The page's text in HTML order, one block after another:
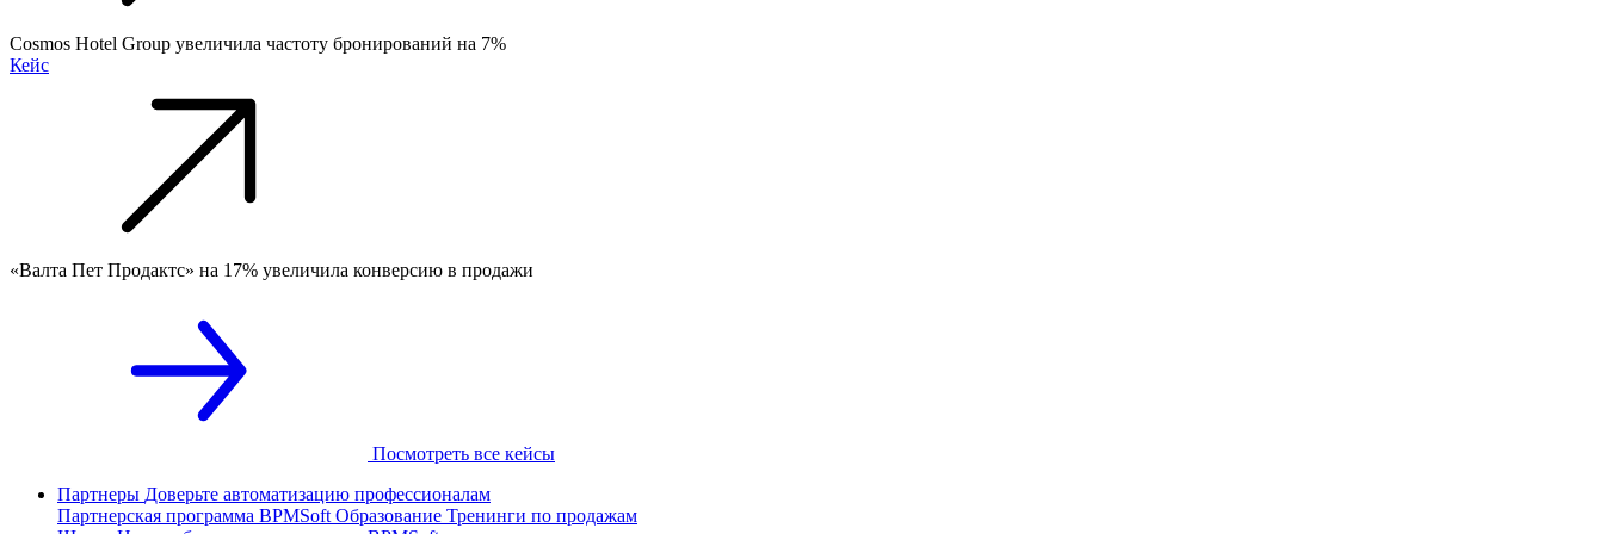
Cosmos Hotel Group увеличила частоту бронирований на 7%
Кейс
«Валта Пет Продактс» на 17% увеличила конверсию в продажи
Посмотреть все кейсы
Партнеры Доверьте автоматизацию профессионалам
Партнерская программа BPMSoft Образование Тренинги по продажам